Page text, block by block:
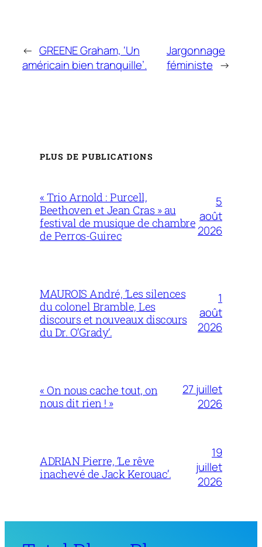
← GREENE Graham, ‘Un
américain bien tranquille’.
Jargonnage
féministe →
PLUS DE PUBLICATIONS
« Trio Arnold : Purcell,
Beethoven et Jean Cras » au
festival de musique de chambre
de Perros-Guirec
5
août
2026
MAUROIS André, ‘Les silences
du colonel Bramble, Les
discours et nouveaux discours
du Dr. O’Grady’.
1
août
2026
« On nous cache tout, on
nous dit rien ! »
27 juillet
2026
ADRIAN Pierre, ‘Le rêve
inachevé de Jack Kerouac’.
19
juillet
2026